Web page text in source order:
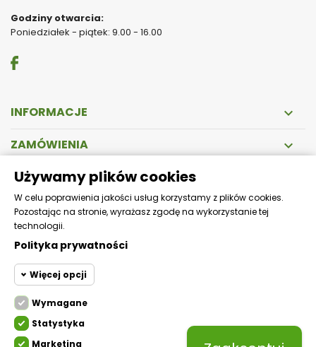
Godziny otwarcia:
Poniedziałek - piątek: 9.00 - 16.00
INFORMACJE 
ZAMÓWIENIA 
Używamy plików cookies
W celu poprawienia jakości usług korzystamy z plików cookies.
Pozostając na stronie, wyrażasz zgodę na wykorzystanie tej
technologii.
Polityka prywatności
Więcej opcji
Wymagane pliki cookie oraz
cookie HttpOnly. Pliki cookie
Wymagane
Statystyka
Marketing
DOSTAWA
Zapewniamy szybką i bezpieczną wysyłkę!